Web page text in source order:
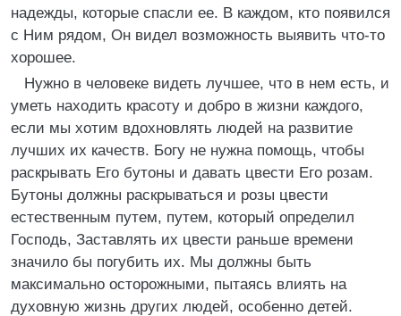
надежды, которые спасли ее. В каждом, кто появился
с Ним рядом, Он видел возможность выявить что-то
хорошее.
Нужно в человеке видеть лучшее, что в нем есть, и
уметь находить красоту и добро в жизни каждого,
если мы хотим вдохновлять людей на развитие
лучших их качеств. Богу не нужна помощь, чтобы
раскрывать Его бутоны и давать цвести Его розам.
Бутоны должны раскрываться и розы цвести
естественным путем, путем, который определил
Господь, Заставлять их цвести раньше времени
значило бы погубить их. Мы должны быть
максимально осторожными, пытаясь влиять на
духовную жизнь других людей, особенно детей.